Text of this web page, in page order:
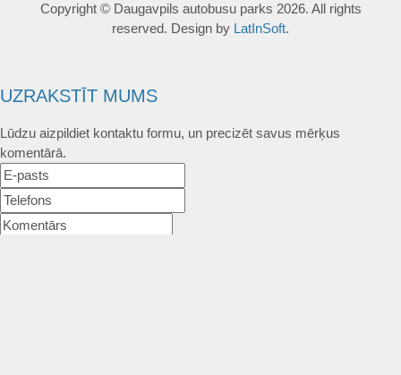
Copyright © Daugavpils autobusu parks 2026. All rights
reserved. Design by LatInSoft.
UZRAKSTĪT MUMS
Lūdzu aizpildiet kontaktu formu, un precizēt savus mērķus
komentārā.